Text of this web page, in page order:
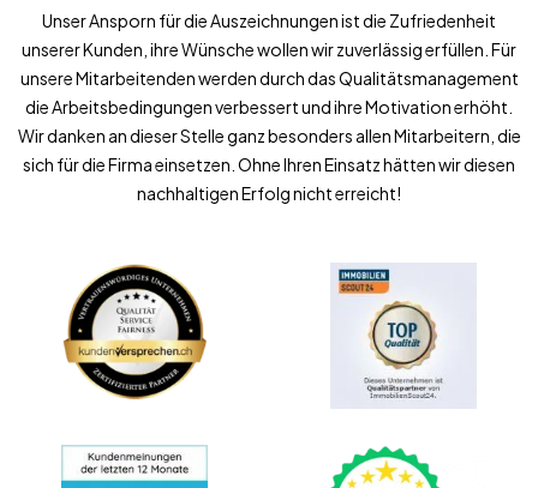
Unser Ansporn für die Auszeichnungen ist die Zufriedenheit
unserer Kunden, ihre Wünsche wollen wir zuverlässig erfüllen. Für
unsere Mitarbeitenden werden durch das Qualitätsmanagement
die Arbeitsbedingungen verbessert und ihre Motivation erhöht.
Wir danken an dieser Stelle ganz besonders allen Mitarbeitern, die
sich für die Firma einsetzen. Ohne Ihren Einsatz hätten wir diesen
nachhaltigen Erfolg nicht erreicht!